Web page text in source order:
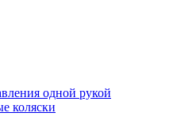
одной рукой
коляски